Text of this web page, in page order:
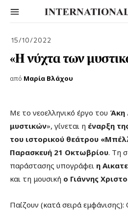
15/10/2022
«Η νύχτα των
από Μαρία Βλάχου
Με το νεοελληνικό έργο του Άκη
μυστικών», γίνεται η έναρξη
του ιστορικού θεάτρου
Παρασκευή 21 Οκτωβρίου. Τη
παράστασης υπογράφει η
και τη μουσική ο Γιάννης
Παίζουν (κατά σειρά